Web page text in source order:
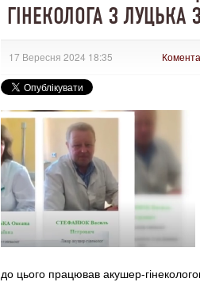
ГІНЕКОЛОГА З ЛУЦЬКА
17 Вересня 2024 18:35
до цього працював акушер-